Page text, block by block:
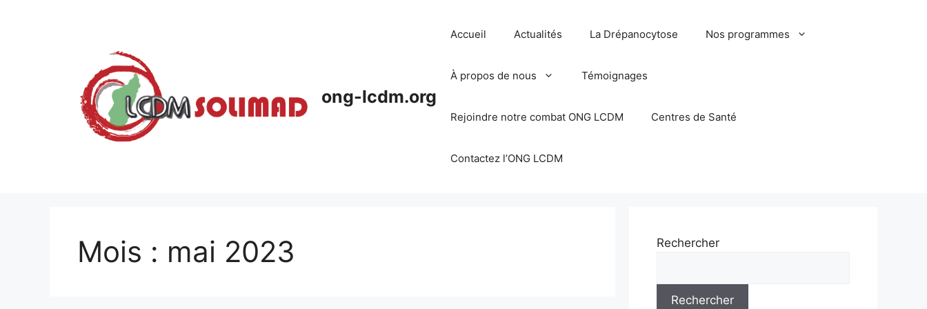
ong-lcdm.org
Accueil Actualités La Drépanocytose Nos programmes
À propos de nous Témoignages
Rejoindre notre combat ONG LCDM Centres de Santé
Contactez l’ONG LCDM
Mois : mai 2023 Rechercher
Rechercher